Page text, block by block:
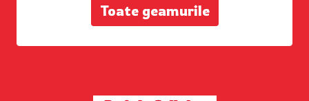
Toate geamurile